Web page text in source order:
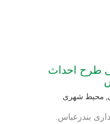
طرح احداث
محیط شهری
بندرعباس.